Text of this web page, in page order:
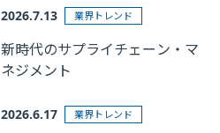
2026.7.13 業界トレンド
新時代のサプライチェーン・マ
ネジメント
2026.6.17 業界トレンド